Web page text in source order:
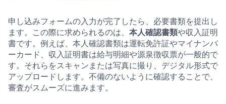
申し込みフォームの入力が完了したら、必要書類を提出し
ます。この際に求められるのは、 本人確認書類や収入証明
書です。例えば、本人確認書類は運転免許証やマイナンバ
ーカード、収入証明書は給与明細や源泉徴収票が一般的で
す。それらをスキャンまたは写真に撮り、デジタル形式で
アップロードします。不備のないように確認することで、
審査がスムーズに進みます。